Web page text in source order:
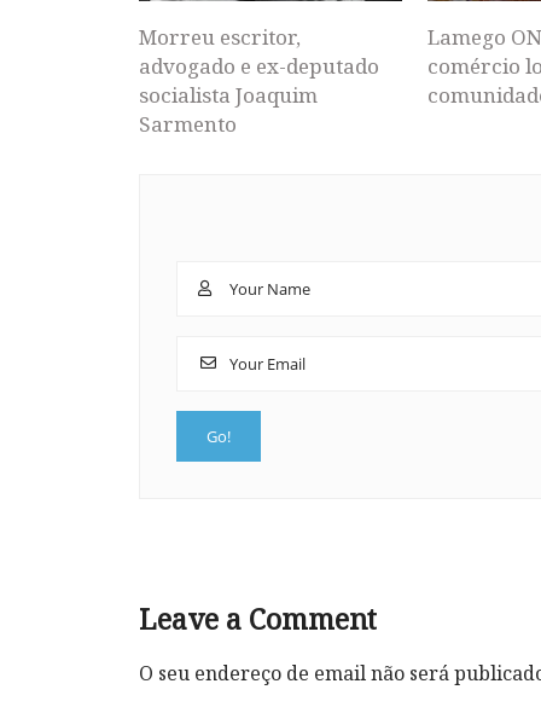
Morreu escritor,
advogado e ex-deputado
socialista Joaquim
Sarmento
Lamego
comércio
Leave a Comment
O seu endereço de email não será